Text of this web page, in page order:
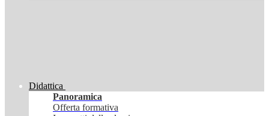
Didattica
Panoramica
Offerta formativa